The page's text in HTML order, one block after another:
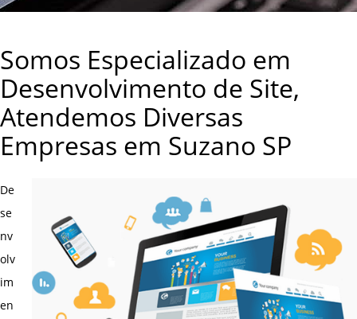
Somos Especializado em
Desenvolvimento de Site,
Atendemos Diversas
Empresas em Suzano SP
De
se
nv
olv
im
en